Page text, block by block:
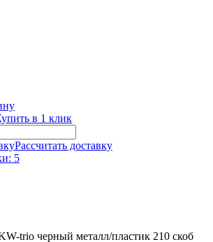
в 1 клик
Рассчитать доставку
5
trio черный металл/пластик 210 скоб